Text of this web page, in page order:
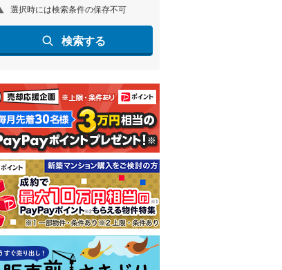
選択時には検索条件の保存不可
検索する